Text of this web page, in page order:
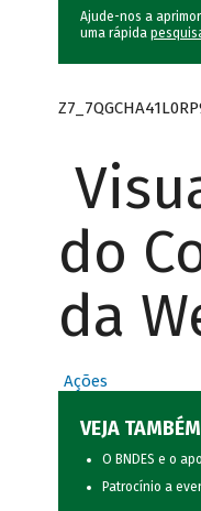
Ajude-nos a
uma rápida
do
da
Ações
VEJA TAMBÉM
O BNDES e o
Patrocínio a